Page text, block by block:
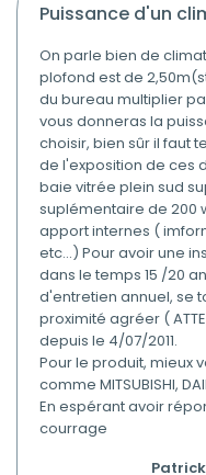
puissance d'un
On parle bien de
plofond est de
du bureau multiplier
vous donneras la
choisir, bien sûr il faut
de l'exposition de ces
baie vitrée plein sud
suplémentaire de 200
apport internes (
etc...) Pour avoir une
dans le temps 15 /20
d'entretien annuel, se
proximité agréer (
depuis le 4/07/2011.
Pour le produit, mieux
comme MITSUBISHI,
En espérant avoir
courrage